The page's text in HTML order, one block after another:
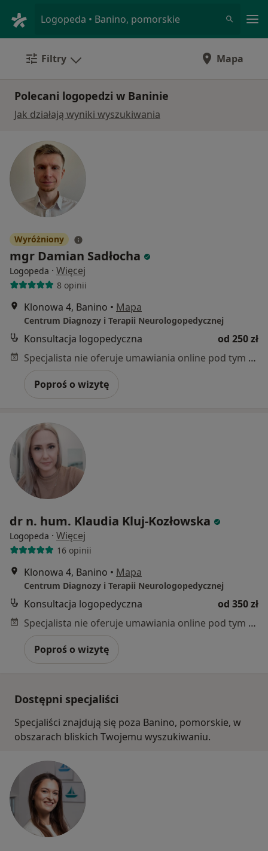
Logopeda • Banino, pomorskie
Filtry Mapa
Polecani logopedzi w Baninie
Jak działają wyniki wyszukiwania
Wyróżniony
mgr Damian Sadłocha
Logopeda · Więcej
8 opinii
Klonowa 4, Banino • Mapa
Centrum Diagnozy i Terapii Neurologopedycznej
Konsultacja logopedyczna
od 250 zł
Specjalista nie oferuje umawiania online pod tym adresem.
Poproś o wizytę
dr n. hum. Klaudia Kluj-Kozłowska
Logopeda · Więcej
16 opinii
Klonowa 4, Banino • Mapa
Centrum Diagnozy i Terapii Neurologopedycznej
Konsultacja logopedyczna
od 350 zł
Specjalista nie oferuje umawiania online pod tym adresem.
Poproś o wizytę
Dostępni specjaliści
Specjaliści znajdują się poza Banino, pomorskie, w
obszarach bliskich Twojemu wyszukiwaniu.